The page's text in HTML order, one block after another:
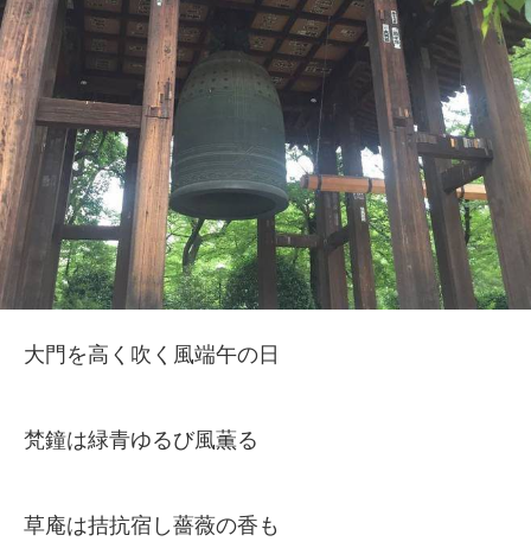
大門を高く吹く風端午の日
梵鐘は緑青ゆるび風薫る
草庵は拮抗宿し薔薇の香も